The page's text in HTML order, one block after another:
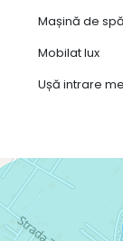
Mașină de
Mobilat lux
Ușă intrare